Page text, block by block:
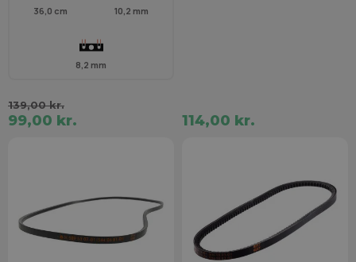
36,0 cm 10,2 mm
8,2 mm
139,00 kr.
99,00 kr. 114,00 kr.